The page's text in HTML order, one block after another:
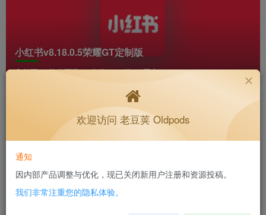
小红书v8.18.0.5荣耀GT定制版
首页 软件下载 分类 64位 正文
5个月前更新
私信
软件信息
兼容版本：安卓5.0+
欢迎访问 老豆荚 Oldpods
通知
因内部产品调整与优化，现已关闭新用户注册和资源投稿。
我们非常注重您的隐私体验。